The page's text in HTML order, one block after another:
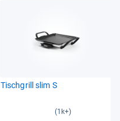
Tisch­grill slim S
(1k+)